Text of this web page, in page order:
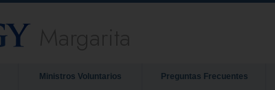
Ministros Voluntarios Preguntas Frecuentes